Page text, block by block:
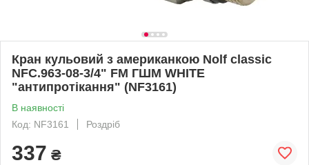
Кран кульовий з американкою Nolf classic
NFC.963-08-3/4" FM ГШМ WHITE
"антипротікання" (NF3161)
В наявності
Код: NF3161
Роздріб
337 ₴